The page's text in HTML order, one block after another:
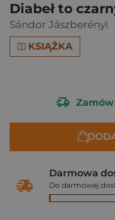
Diabeł to
Sándor Jászberényi
KSIĄŻKA
Darmowa
Do darmowej